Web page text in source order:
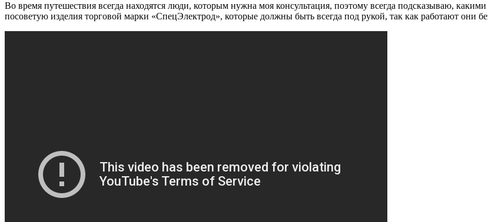
Во время путешествия всегда находятся люди, которым нужна моя консультация, поэтому всегда подсказываю,
посоветую изделия торговой марки «СпецЭлектрод», которые должны быть всегда под рукой, так как работают они